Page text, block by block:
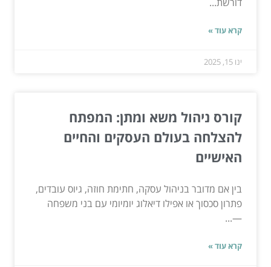
דורשת...
קרא עוד »
ינו 15, 2025
קורס ניהול משא ומתן: המפתח
להצלחה בעולם העסקים והחיים
האישיים
בין אם מדובר בניהול עסקה, חתימת חוזה, גיוס עובדים,
פתרון סכסוך או אפילו דיאלוג יומיומי עם בני משפחה
—...
קרא עוד »